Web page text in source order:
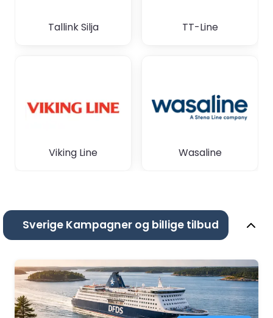
Tallink Silja TT-Line
Viking Line Wasaline
Sverige Kampagner og billige tilbud